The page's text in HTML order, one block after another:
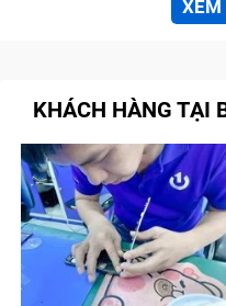
XEM
KHÁCH HÀNG TẠI